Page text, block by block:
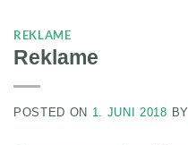
REKLAME
Reklame
POSTED ON 1. JUNI 2018 BY